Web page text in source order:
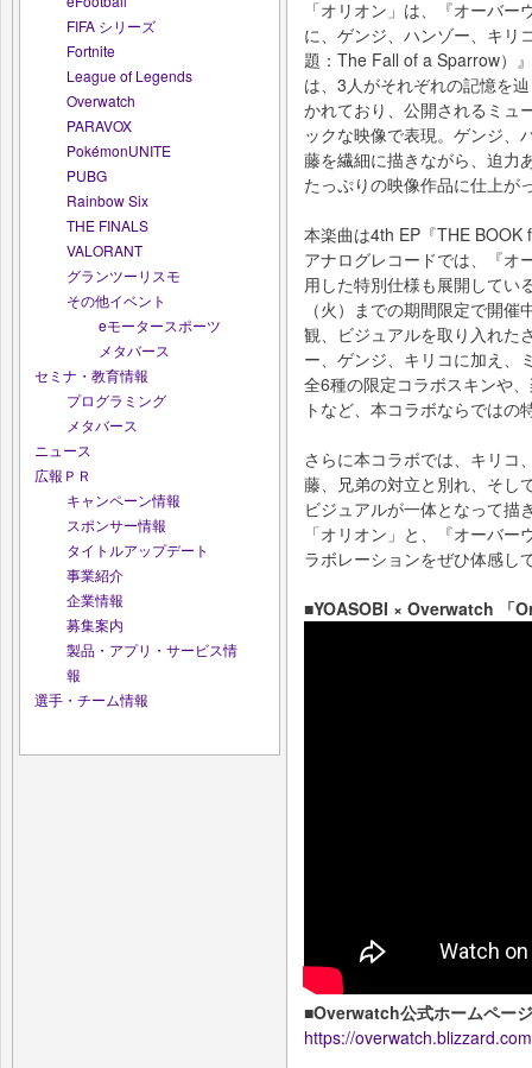
FIFA シリーズ
Fortnite
League of Legends
Overwatch
PARAVOX
PokémonUNITE
PUBG
Rainbow Six
THE FINALS
VALORANT
グランツーリスモ
その他イベント
eモータースポーツ
メタバース
セミナ・教育情報
プログラミング
メタバース
ニュース
広報ＰＲ
キャンペーン情報
スポンサー情報
タイトルアップデート
事業紹介
企業情報
募集案内
製品・アプリ・サービス情
報
選手・チーム情報
「オリオン」は、『オーバ
に、ゲンジ、ハンゾー、キリ
題：The Fall of a Sparrow）
は、3人がそれぞれの記憶を
かれており、公開されるミュ
ックな映像で表現。ゲンジ、
藤を繊細に描きながら、迫力
たっぷりの映像作品に仕上が
本楽曲は4th EP『THE BOOK
アナログレコードでは、『オ
用した特別仕様も展開してい
（火）までの期間限定で開
観、ビジュアルを取り入れた
ー、ゲンジ、キリコに加え、
全6種の限定コラボスキンや
トなど、本コラボならでは
さらに本コラボでは、キリコ
藤、兄弟の対立と別れ、そし
ビジュアルが一体となって描
「オリオン」と、『オーバ
ラボレーションをぜひ体感し
■YOASOBI × Overwatch 「
■Overwatch公式ホームページ
https://